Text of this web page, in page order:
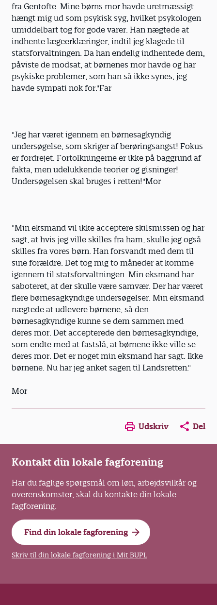
fra Gentofte. Mine børns mor havde uretmæssigt
hængt mig ud som psykisk syg, hvilket psykologen
umiddelbart tog for gode varer. Han nægtede at
indhente lægeerklæringer, indtil jeg klagede til
statsforvaltningen. Da han endelig indhentede dem,
påviste de modsat, at børnenes mor havde og har
psykiske problemer, som han så ikke synes, jeg
havde sympati nok for."Far
"Jeg har været igennem en børnesagkyndig
undersøgelse, som skriger af berøringsangst! Fokus
er fordrejet. Fortolkningerne er ikke på baggrund af
fakta, men udelukkende teorier og gisninger!
Undersøgelsen skal bruges i retten!"Mor
"Min eksmand vil ikke acceptere skilsmissen og har
sagt, at hvis jeg ville skilles fra ham, skulle jeg også
skilles fra vores børn. Han forsvandt med dem til
sine forældre. Det tog mig to måneder at komme
igennem til statsforvaltningen. Min eksmand har
saboteret, at der skulle være samvær. Der har været
flere børnesagkyndige undersøgelser. Min eksmand
nægtede at udlevere børnene, så den
børnesagkyndige kunne se dem sammen med
deres mor. Det accepterede den børnesagkyndige,
som endte med at fastslå, at børnene ikke ville se
deres mor. Det er noget min eksmand har sagt. Ikke
børnene. Nu har jeg anket sagen til Landsretten."
Mor
Opens in a new window
Opens in a new
Opens in
Udskriv Del
Kontakt din lokale fagforening
Har du faglige spørgsmål om løn, arbejdsvilkår og
overenskomster, skal du kontakte din lokale
fagforening.
Find din lokale fagforening
Skriv til din lokale fagforening i Mit BUPL